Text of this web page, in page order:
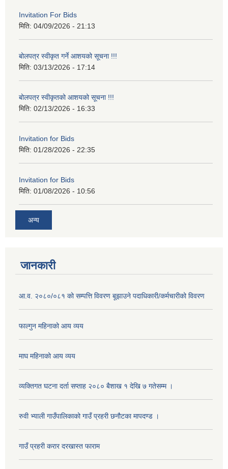
Invitation For Bids
मिति: 04/09/2026 - 21:13
बोलपत्र स्वीकृत गर्ने आशयको सूचना !!!
मिति: 03/13/2026 - 17:14
बोलपत्र स्वीकृतको आशयको सूचना !!!
मिति: 02/13/2026 - 16:33
Invitation for Bids
मिति: 01/28/2026 - 22:35
Invitation for Bids
मिति: 01/08/2026 - 10:56
अन्य
जानकारी
आ.व. २०८०/०८१ को सम्पत्ति विवरण बूझाउने पदाधिकारी/कर्मचारीको विवरण
फाल्गुन महिनाको आय व्यय
माघ महिनाको आय व्यय
व्यक्तिगत घटना दर्ता सप्ताह २०८० बैशाख १ देखि ७ गतेसम्म ।
रुवी भ्याली गाउँपालिकाको गाउँ प्रहरी छनौटका मापदण्ड ।
गाउँ प्रहरी करार दरखास्त फाराम